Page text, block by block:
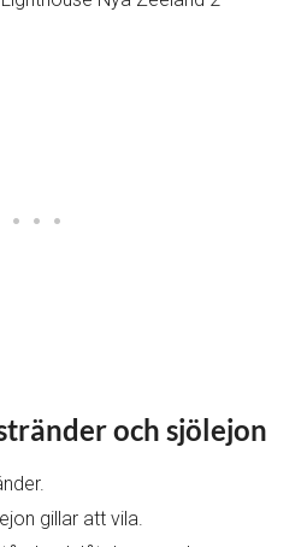
och sjölejon
gillar att vila.